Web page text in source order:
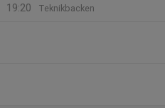
19:20
Teknikbacken